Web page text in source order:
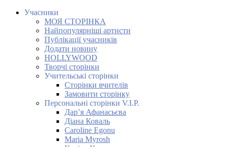
Учасники
МОЯ СТОРІНКА
Найпопулярніші артисти
Публікації учасників
Додати новину
HOLLYWOOD
Творчі сторінки
Учительські сторінки
Сторінки вчителів
Замовити сторінку
Персональні сторінки V.I.P.
Дар’я Афанасьєва
Діана Коваль
Caroline Egonu
Maria Myrosh